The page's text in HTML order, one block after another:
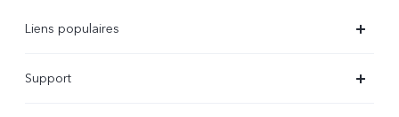
Liens populaires
Support